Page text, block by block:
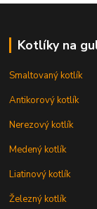
Kotlíky na
Smaltovaný kotlík
Antikorový kotlík
Nerezový kotlík
Medený kotlík
Liatinový kotlík
Železný kotlík